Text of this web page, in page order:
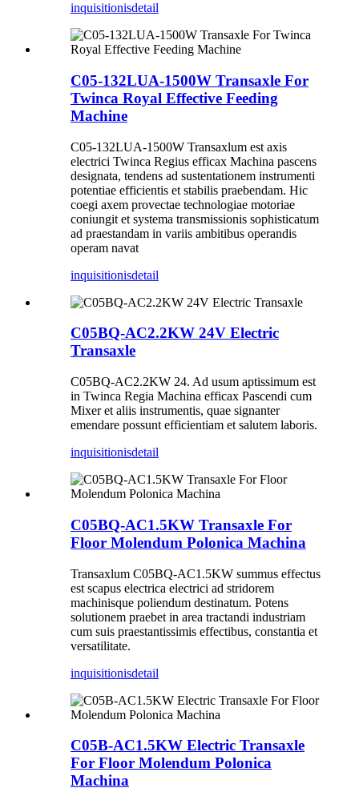
inquisitionisdetail
C05-132LUA-1500W Transaxle For
Twinca Royal Effective Feeding
Machine
C05-132LUA-1500W Transaxlum est axis
electrici Twinca Regius efficax Machina pascens
designata, tendens ad sustentationem instrumenti
potentiae efficientis et stabilis praebendam. Hic
coegi axem provectae technologiae motoriae
coniungit et systema transmissionis sophisticatum
ad praestandam in variis ambitibus operandis
operam navat
inquisitionisdetail
C05BQ-AC2.2KW 24V Electric
Transaxle
C05BQ-AC2.2KW 24. Ad usum aptissimum est
in Twinca Regia Machina efficax Pascendi cum
Mixer et aliis instrumentis, quae signanter
emendare possunt efficientiam et salutem laboris.
inquisitionisdetail
C05BQ-AC1.5KW Transaxle For
Floor Molendum Polonica Machina
Transaxlum C05BQ-AC1.5KW summus effectus
est scapus electrica electrici ad stridorem
machinisque poliendum destinatum. Potens
solutionem praebet in area tractandi industriam
cum suis praestantissimis effectibus, constantia et
versatilitate.
inquisitionisdetail
C05B-AC1.5KW Electric Transaxle
For Floor Molendum Polonica
Machina